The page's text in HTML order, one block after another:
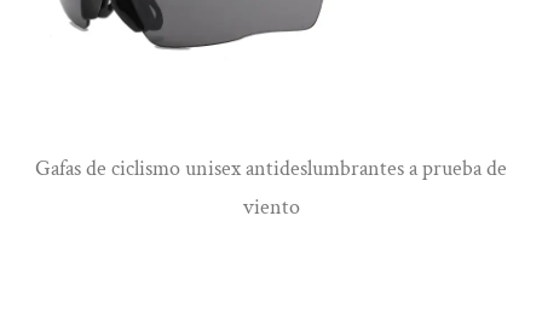
Gafas de ciclismo unisex antideslumbrantes a prueba de
viento